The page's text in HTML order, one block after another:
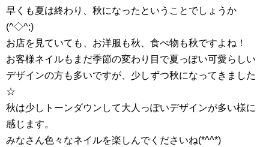
早くも夏は終わり、秋になったということでしょうか
(^◇^;)
お店を見ていても、お洋服も秋、食べ物も秋ですよね！
お客様ネイルもまだ季節の変わり目で夏っぽい可愛らしい
デザインの方も多いですが、少しずつ秋になってきました
☆
秋は少しトーンダウンして大人っぽいデザインが多い様に
感じます。
みなさん色々なネイルを楽しんでくださいね(*^^*)